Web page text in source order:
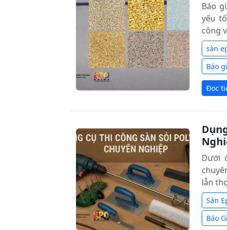
Báo
yếu
công
sàn
Báo
Đọc
Dưới
lẫn
Sàn
Báo